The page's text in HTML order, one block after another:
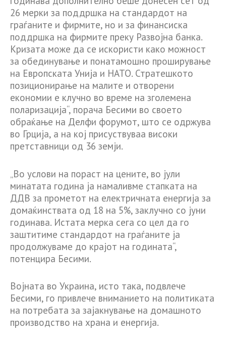
26 мерки за поддршка на стандардот на
граѓаните и фирмите, но и за финансиска
поддршка на фирмите преку Развојна банка.
Кризата може да се искористи како можност
за обединување и понатамошно проширување
на Европската Унија и НАТО. Стратешкото
позиционирање на малите и отворени
економии е клучно во време на зголемена
поларизација“, порача Бесими во своето
обраќање на Делфи форумот, што се одржува
во Грција, а на кој присуствуваа високи
претставници од 36 земји.
„Во услови на пораст на цените, во јули
минатата година ја намаливме стапката на
ДДВ за прометот на електричната енергија за
домаќинствата од 18 на 5%, заклучно со јуни
годинава. Истата мерка сега со цел да го
заштитиме стандардот на граѓаните ја
продолжуваме до крајот на годината“,
потенцира Бесими.
Војната во Украина, исто така, подвлече
Бесими, го привлече вниманието на политиката
на потребата за зајакнување на домашното
производство на храна и енергија.